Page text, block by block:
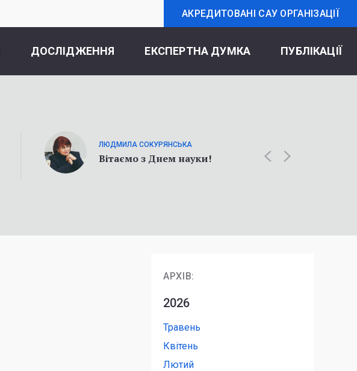
АКРЕДИТОВАНІ САУ ОРГАНІЗАЦІЇ
ДОСЛІДЖЕННЯ ЕКСПЕРТНА ДУМКА ПУБЛІКАЦІЇ
ЛЮДМИЛА СОКУРЯНСЬКА
Вітаємо з Днем науки!
АРХІВ:
2026
Травень
Квітень
Лютий